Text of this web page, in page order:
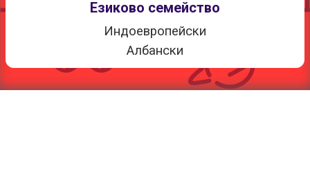
Езиково семейство
Индоевропейски
Албански